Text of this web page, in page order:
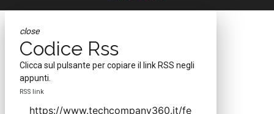
close
Codice Rss
Clicca sul pulsante per copiare il link RSS negli
appunti.
RSS link